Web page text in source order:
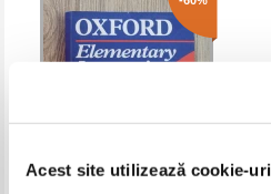
Acest site utilizează cookie-uri